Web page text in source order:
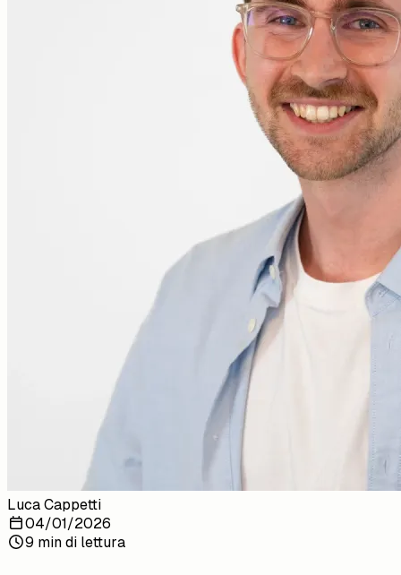
Luca Cappetti
04/01/2026
9 min di lettura